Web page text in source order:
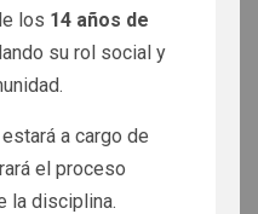
los 14 años de
su rol social y
estará a cargo de
el proceso
la disciplina.